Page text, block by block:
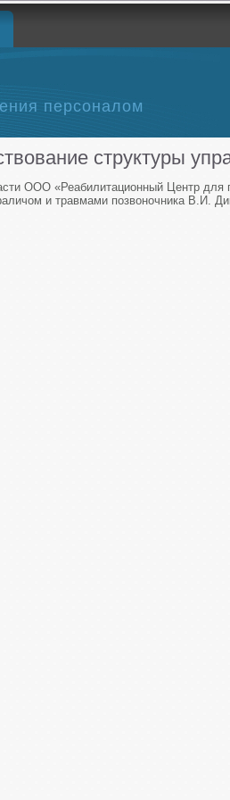
персоналом
структуры
ООО «Реабилитационный Центр для
и травмами позвоночника В.И.